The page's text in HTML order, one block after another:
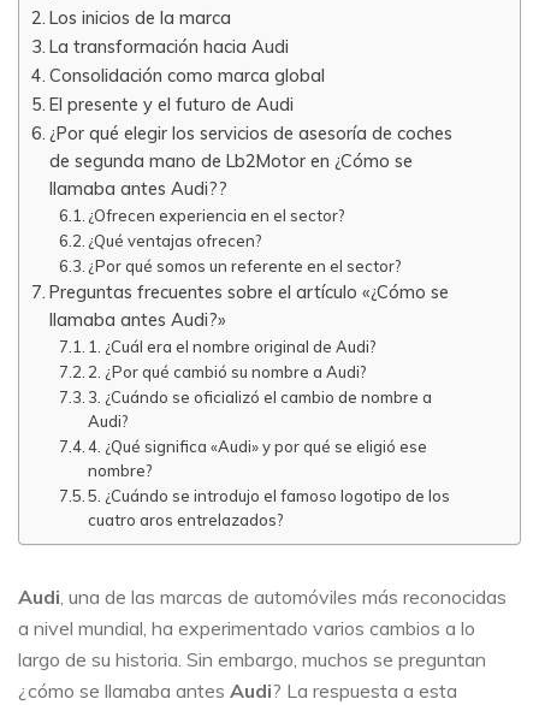
Los inicios de la marca
La transformación hacia Audi
Consolidación como marca global
El presente y el futuro de Audi
¿Por qué elegir los servicios de asesoría de coches
de segunda mano de Lb2Motor en ¿Cómo se
llamaba antes Audi??
¿Ofrecen experiencia en el sector?
¿Qué ventajas ofrecen?
¿Por qué somos un referente en el sector?
Preguntas frecuentes sobre el artículo «¿Cómo se
llamaba antes Audi?»
1. ¿Cuál era el nombre original de Audi?
2. ¿Por qué cambió su nombre a Audi?
3. ¿Cuándo se oficializó el cambio de nombre a
Audi?
4. ¿Qué significa «Audi» y por qué se eligió ese
nombre?
5. ¿Cuándo se introdujo el famoso logotipo de los
cuatro aros entrelazados?
Audi , una de las marcas de automóviles más reconocidas
a nivel mundial, ha experimentado varios cambios a lo
largo de su historia. Sin embargo, muchos se preguntan
¿cómo se llamaba antes Audi? La respuesta a esta